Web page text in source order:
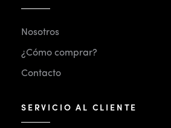
Nosotros
¿Cómo comprar?
Contacto
SERVICIO AL CLIENTE